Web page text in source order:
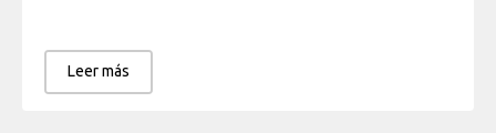
Leer más